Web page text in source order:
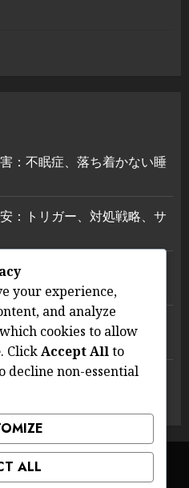
：不眠症、落ち着かない睡
：トリガー、対処戦略、サ
：マインドフルネス、リラ
摂取量の追跡、ライフスタ
プ
受性：異なる認識、消費習
なたのプライバシー
先 サービス利用規約
your experience,
and analyze
cookies to allow
. ClickAccept Allto
decline non-essential
ALL